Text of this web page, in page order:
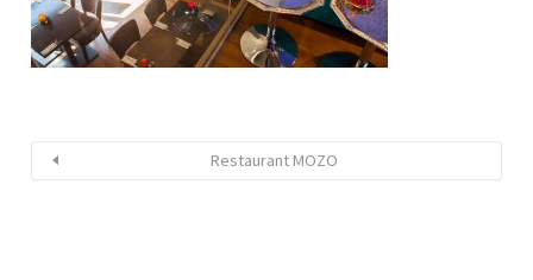
Restaurant MOZO